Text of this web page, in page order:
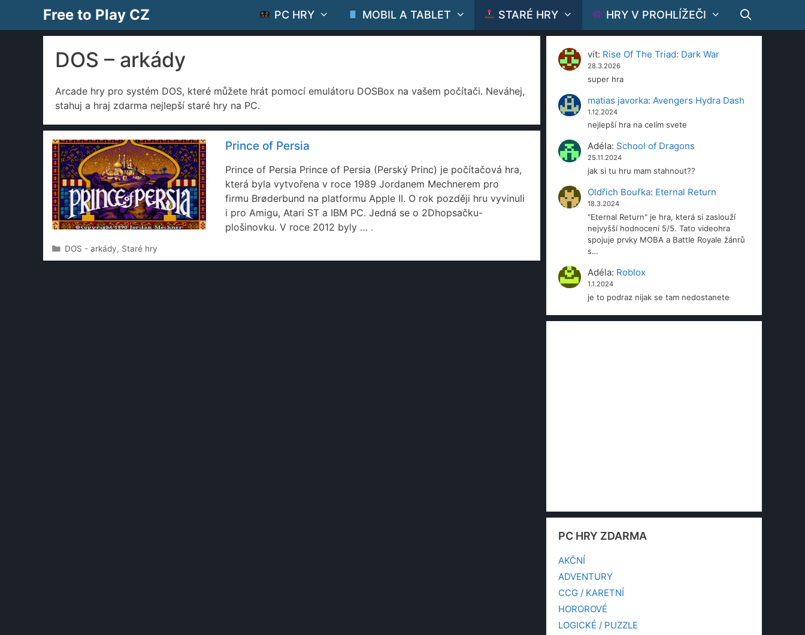
Free to Play CZ PC HRY MOBIL A TABLET STARÉ HRY HRY V PROHLÍŽEČI
DOS – arkády
Arcade hry pro systém DOS, které můžete hrát pomocí emulátoru DOSBox na vašem počítači. Neváhej,
stahuj a hraj zdarma nejlepší staré hry na PC.
Prince of Persia
Prince of Persia Prince of Persia (Perský Princ) je počítačová hra,
která byla vytvořena v roce 1989 Jordanem Mechnerem pro
firmu Brøderbund na platformu Apple II. O rok později hru vyvinuli
i pro Amigu, Atari ST a IBM PC. Jedná se o 2Dhopsačku-
plošinovku. V roce 2012 byly … .
Rubriky
DOS - arkády, Staré hry
vít: Rise Of The Triad: Dark War
28.3.2026
super hra
matias javorka: Avengers Hydra Dash
1.12.2024
nejlepší hra na celím svete
Adéla: School of Dragons
25.11.2024
jak si tu hru mam stahnout??
Oldřich Bouřka: Eternal Return
18.3.2024
"Eternal Return" je hra, která si zaslouží
nejvyšší hodnocení 5/5. Tato videohra
spojuje prvky MOBA a Battle Royale žánrů
s…
Adéla: Roblox
1.1.2024
je to podraz nijak se tam nedostanete
PC HRY ZDARMA
AKČNÍ
ADVENTURY
CCG / KARETNÍ
HOROROVÉ
LOGICKÉ / PUZZLE